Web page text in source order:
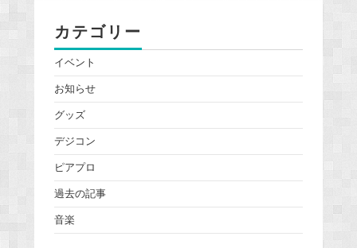
カテゴリー
イベント
お知らせ
グッズ
デジコン
ピアプロ
過去の記事
音楽